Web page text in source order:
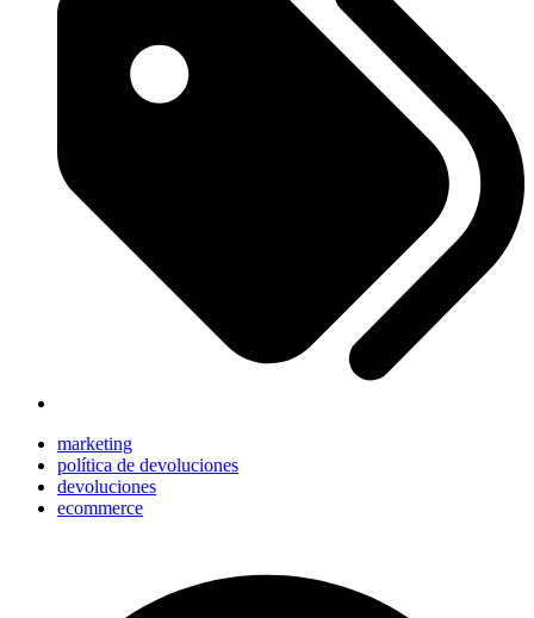
marketing
política de devoluciones
devoluciones
ecommerce